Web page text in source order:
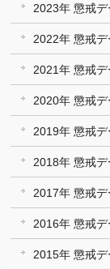
2023年 懲戒デ
2022年 懲戒デ
2021年 懲戒デ
2020年 懲戒デ
2019年 懲戒デ
2018年 懲戒デ
2017年 懲戒デ
2016年 懲戒デ
2015年 懲戒デ